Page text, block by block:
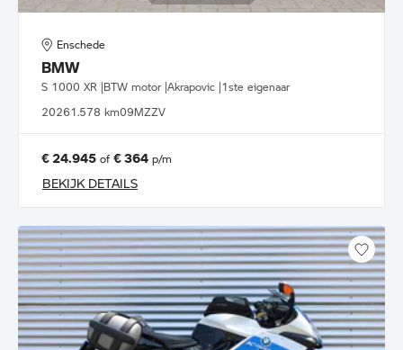
Enschede
BMW
S 1000 XR |BTW motor |Akrapovic |1ste eigenaar
20261.578 km09MZZV
€ 24.945 of € 364 p/m
BEKIJK DETAILS